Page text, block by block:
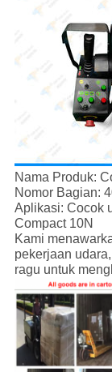
Nama Produk:
Nomor Bagian:
Aplikasi: Cocok
Compact 10N
Kami
pekerjaan
ragu untuk